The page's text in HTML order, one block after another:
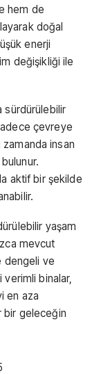
hem de
doğal
enerji
değişikliği ile
sürdürülebilir
çevreye
zamanda insan
aktif bir şekilde
yaşam
mevcut
dengeli ve
verimli binalar,
en aza
bir geleceğin